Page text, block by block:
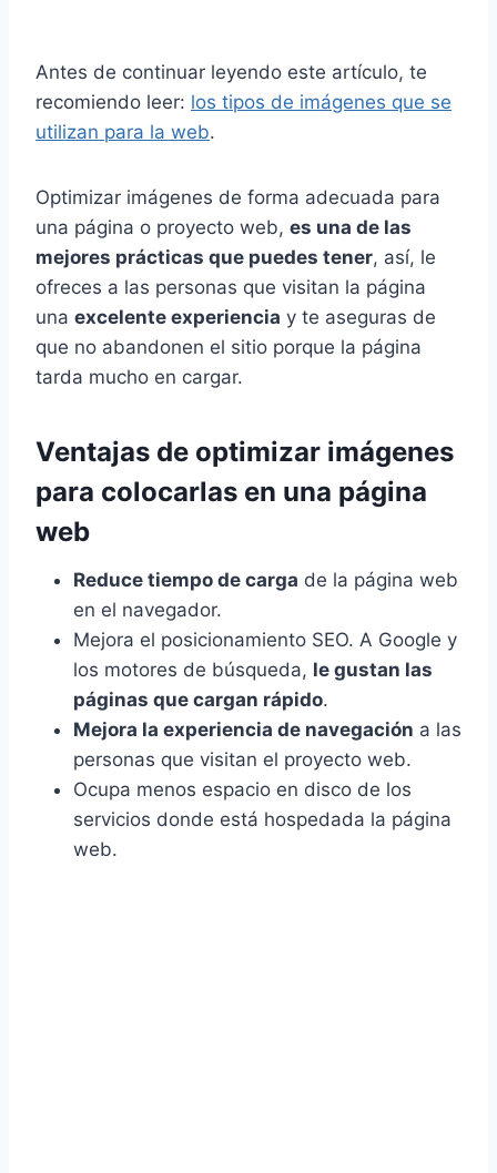
Antes de continuar leyendo este artículo, te
recomiendo leer: los tipos de imágenes que se
utilizan para la web.
Optimizar imágenes de forma adecuada para
una página o proyecto web, es una de las
mejores prácticas que puedes tener, así, le
ofreces a las personas que visitan la página
una excelente experiencia y te aseguras de
que no abandonen el sitio porque la página
tarda mucho en cargar.
Ventajas de optimizar imágenes
para colocarlas en una página
web
Reduce tiempo de carga de la página web
en el navegador.
Mejora el posicionamiento SEO. A Google y
los motores de búsqueda, le gustan las
páginas que cargan rápido.
Mejora la experiencia de navegación a las
personas que visitan el proyecto web.
Ocupa menos espacio en disco de los
servicios donde está hospedada la página
web.